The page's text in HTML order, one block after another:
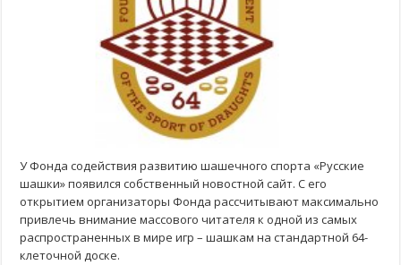
У Фонда содействия развитию шашечного спорта «Русские
шашки» появился собственный новостной сайт. С его
открытием организаторы Фонда рассчитывают максимально
привлечь внимание массового читателя к одной из самых
распространенных в мире игр – шашкам на стандартной 64-
клеточной доске.